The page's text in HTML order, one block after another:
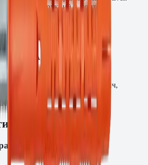
подконструкций и монтажа
основаниям.
PA6
10.9
C20/25, полнотелый кирпич,
ячеистый бетон
/ T40